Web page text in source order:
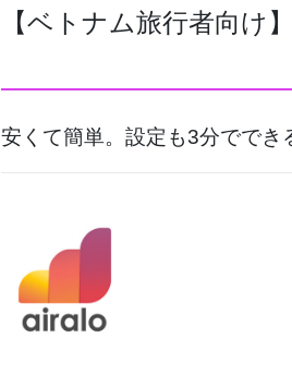
【ベトナム旅行者向け
安くて簡単。設定も3分ででき